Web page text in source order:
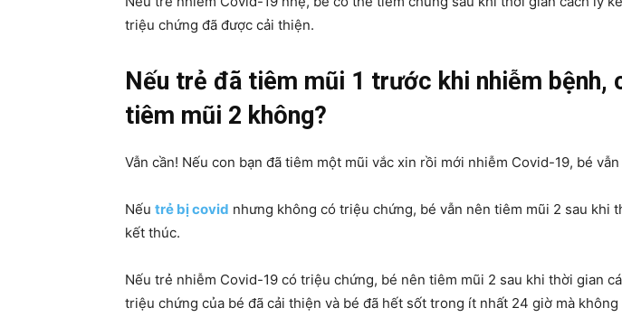
triệu chứng đã được cải thiện.
Nếu trẻ đã tiêm mũi 1 trước khi nhiễm bệnh,
tiêm mũi 2 không?
Vẫn cần! Nếu con bạn đã tiêm một mũi vắc xin rồi mới nhiễm Covid-19, bé
Nếu trẻ bị covid nhưng không có triệu chứng, bé vẫn nên tiêm mũi 2 sau khi
kết thúc.
Nếu trẻ nhiễm Covid-19 có triệu chứng, bé nên tiêm mũi 2 sau khi thời gian
triệu chứng của bé đã cải thiện và bé đã hết sốt trong ít nhất 24 giờ mà